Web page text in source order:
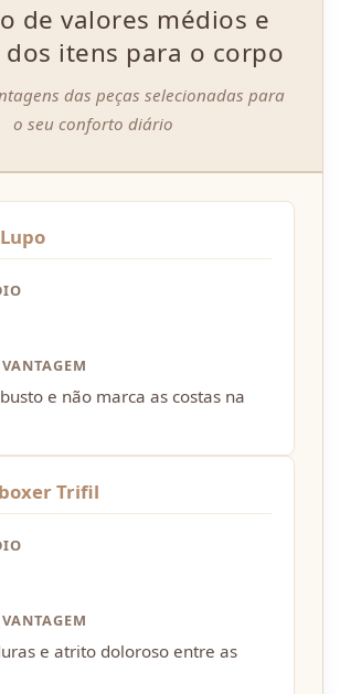
de valores médios e
itens para o corpo
das peças selecionadas para
o seu conforto diário
e não marca as costas na
Trifil
e atrito doloroso entre as